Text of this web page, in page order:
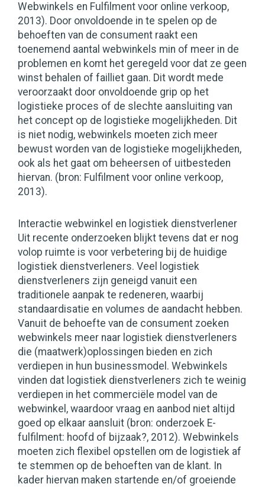
Webwinkels en Fulfilment voor online verkoop,
2013). Door onvoldoende in te spelen op de
behoeften van de consument raakt een
toenemend aantal webwinkels min of meer in de
problemen en komt het geregeld voor dat ze geen
winst behalen of failliet gaan. Dit wordt mede
veroorzaakt door onvoldoende grip op het
logistieke proces of de slechte aansluiting van
het concept op de logistieke mogelijkheden. Dit
is niet nodig, webwinkels moeten zich meer
bewust worden van de logistieke mogelijkheden,
ook als het gaat om beheersen of uitbesteden
hiervan. (bron: Fulfilment voor online verkoop,
2013).
Interactie webwinkel en logistiek dienstverlener
Uit recente onderzoeken blijkt tevens dat er nog
volop ruimte is voor verbetering bij de huidige
logistiek dienstverleners. Veel logistiek
dienstverleners zijn geneigd vanuit een
traditionele aanpak te redeneren, waarbij
standaardisatie en volumes de aandacht hebben.
Vanuit de behoefte van de consument zoeken
webwinkels meer naar logistiek dienstverleners
die (maatwerk)oplossingen bieden en zich
verdiepen in hun businessmodel. Webwinkels
vinden dat logistiek dienstverleners zich te weinig
verdiepen in het commerciële model van de
webwinkel, waardoor vraag en aanbod niet altijd
goed op elkaar aansluit (bron: onderzoek E-
fulfilment: hoofd of bijzaak?, 2012). Webwinkels
moeten zich flexibel opstellen om de logistiek af
te stemmen op de behoeften van de klant. In
kader hiervan maken startende en/of groeiende